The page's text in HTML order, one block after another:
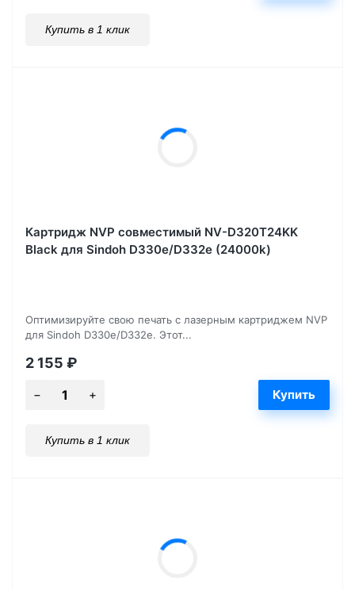
Купить в 1 клик
Картридж NVP совместимый NV-D320T24KK
Black для Sindoh D330e/D332e (24000k)
Оптимизируйте свою печать с лазерным картриджем NVP
для Sindoh D330e/D332e. Этот...
2 155 ₽
Купить в 1 клик